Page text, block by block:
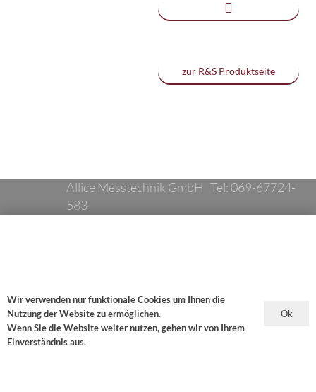
zur R&S Produktseite
Allice Messtechnik GmbH Tel: 069-67724-
583
Datenschutzerklärung &
Cookies
Wir verwenden nur funktionale Cookies um Ihnen die
Nutzung der Website zu ermöglichen.
Wenn Sie die Website weiter nutzen, gehen wir von Ihrem
Einverständnis aus.
Ok